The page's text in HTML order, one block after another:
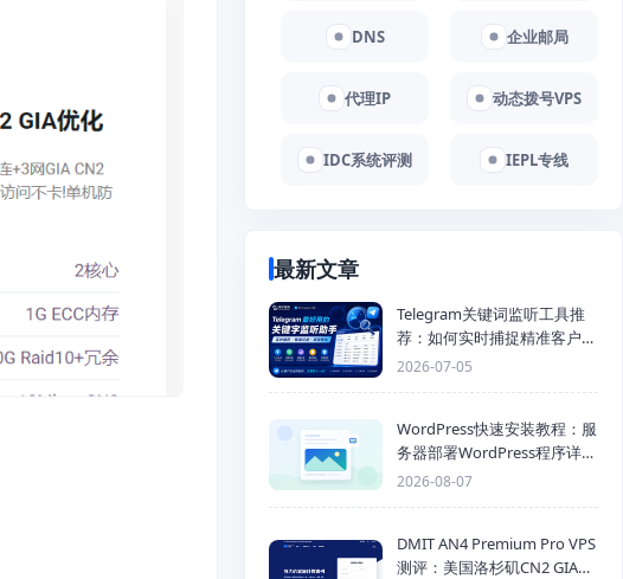
DNS 企业邮局
代理IP 动态拨号VPS
IDC系统评测 IEPL专线
最新文章
Telegram关键词监听工具推
荐：如何实时捕捉精准客户，
提高获客效率？
2026-07-05
WordPress快速安装教程：服
务器部署WordPress程序详细
步骤
2026-08-07
DMIT AN4 Premium Pro VPS
测评：美国洛杉矶CN2 GIA三